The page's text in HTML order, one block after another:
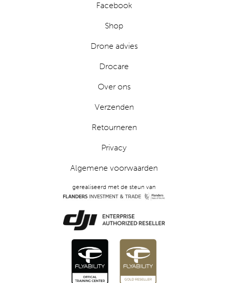
Facebook
Shop
Drone advies
Drocare
Over ons
Verzenden
Retourneren
Privacy
Algemene voorwaarden
gerealiseerd met de steun van